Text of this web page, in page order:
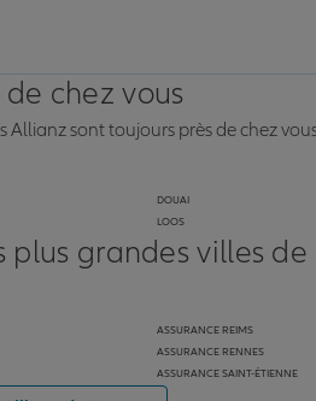
chez vous
Allianz sont toujours près de chez
DOUAI
LOOS
plus grandes villes de
ASSURANCE REIMS
ASSURANCE RENNES
ASSURANCE SAINT-ÉTIENNE